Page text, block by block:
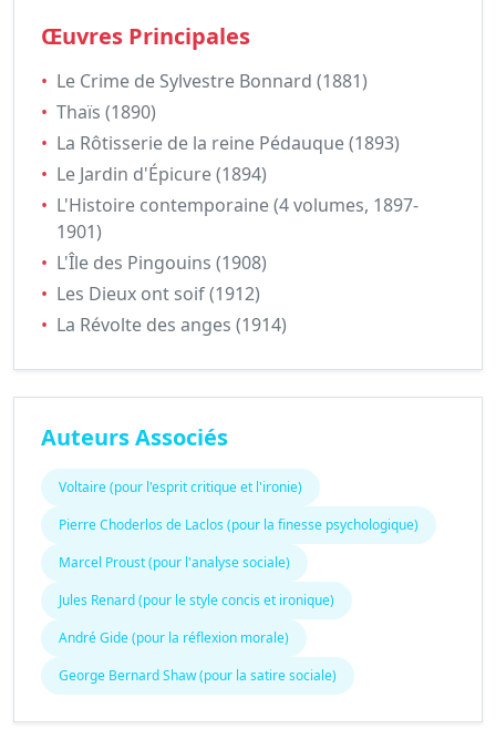
Œuvres Principales
• Le Crime de Sylvestre Bonnard (1881)
• Thaïs (1890)
• La Rôtisserie de la reine Pédauque (1893)
• Le Jardin d'Épicure (1894)
• L'Histoire contemporaine (4 volumes, 1897-
1901)
• L'Île des Pingouins (1908)
• Les Dieux ont soif (1912)
• La Révolte des anges (1914)
Auteurs Associés
Voltaire (pour l'esprit critique et l'ironie)
Pierre Choderlos de Laclos (pour la finesse psychologique)
Marcel Proust (pour l'analyse sociale)
Jules Renard (pour le style concis et ironique)
André Gide (pour la réflexion morale)
George Bernard Shaw (pour la satire sociale)